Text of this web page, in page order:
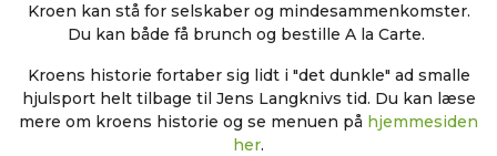
Kroen kan stå for selskaber og mindesammenkomster.
Du kan både få brunch og bestille A la Carte.
Kroens historie fortaber sig lidt i "det dunkle" ad smalle
hjulsport helt tilbage til Jens Langknivs tid. Du kan læse
mere om kroens historie og se menuen på hjemmesiden
her.